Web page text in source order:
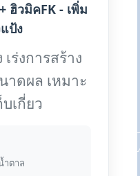
ฮิวมิคFK - เพิ่ม
ป้ง
ร่งการสร้าง
าดผล เหมาะ
เกี่ยว
ำตาล